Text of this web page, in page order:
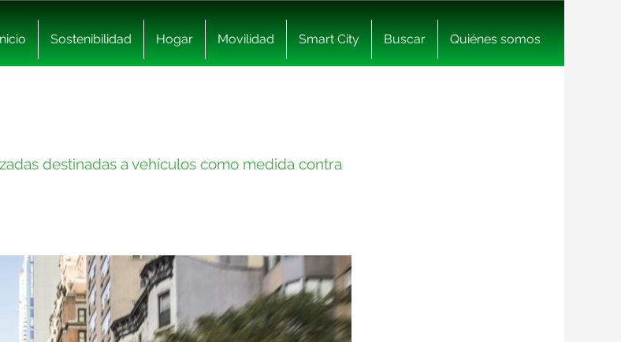
Sostenibilidad Hogar Movilidad Smart City Buscar Quiénes somos
destinadas a vehículos como medida contra